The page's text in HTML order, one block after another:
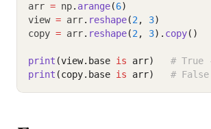
arr = np. arange(6)
view = arr. reshape(2 , 3)
copy = arr. reshape(2 , 3). copy()
print (view.base is arr)
# True
print (copy.base is arr) #